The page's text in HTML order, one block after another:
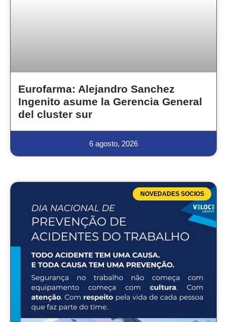
Eurofarma: Alejandro Sanchez
Ingenito asume la Gerencia General
del cluster sur
6 agosto, 2026
NOVEDADES SOCIOS